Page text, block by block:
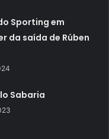
Sporting em
da saída de Rúben
Sabaria